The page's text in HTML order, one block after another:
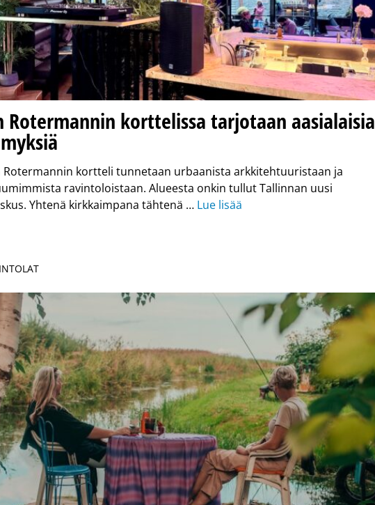
Rotermannin korttelissa tarjotaan aasialaisia
kortteli tunnetaan urbaanista arkkitehtuuristaan ja
ravintoloistaan. Alueesta onkin tullut Tallinnan uusi
Yhtenä kirkkaimpana tähtenä … Lue lisää